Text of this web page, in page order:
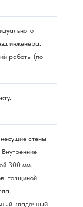
инженера.
работы (по
стены
300 мм.
толщиной
кладочный